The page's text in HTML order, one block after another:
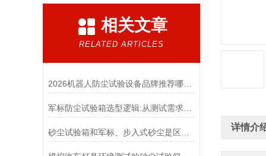
相关文章
RELATED ARTICLES
2026机器人防尘试验设备品牌推荐哪家更靠谱
军标防尘试验箱选型逻辑:从测试需求到设备匹配
详情介